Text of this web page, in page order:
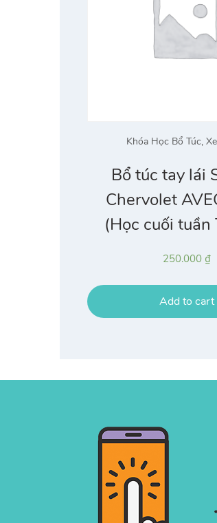
Khóa Học Bổ Túc,
Bổ túc tay lái
Chervolet
(Học cuối tuần
250.000 ₫
Add to cart